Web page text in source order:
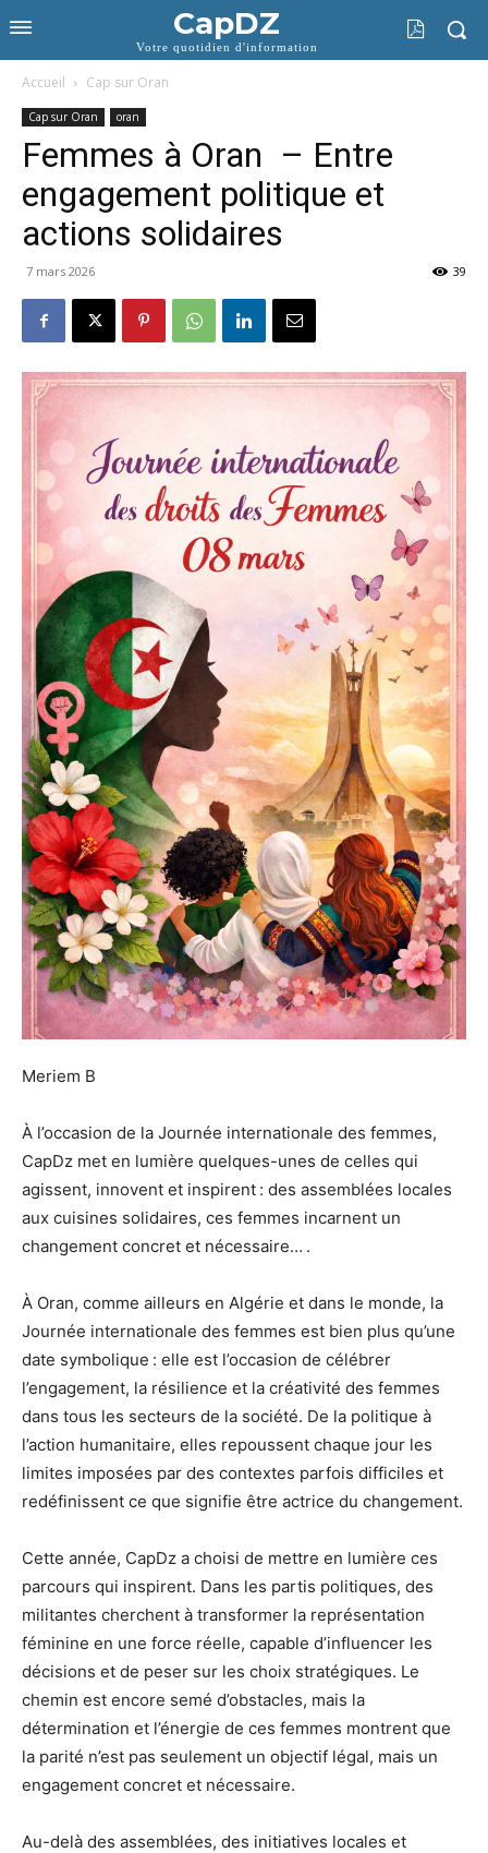
CapDZ
Votre quotidien d'information
Accueil Cap sur Oran
Cap sur Oran oran
Femmes à Oran – Entre
engagement politique et
actions solidaires
7 mars 2026 39
Meriem B
À l’occasion de la Journée internationale des femmes,
CapDz met en lumière quelques-unes de celles qui
agissent, innovent et inspirent : des assemblées locales
aux cuisines solidaires, ces femmes incarnent un
changement concret et nécessaire… .
À Oran, comme ailleurs en Algérie et dans le monde, la
Journée internationale des femmes est bien plus qu’une
date symbolique : elle est l’occasion de célébrer
l’engagement, la résilience et la créativité des femmes
dans tous les secteurs de la société. De la politique à
l’action humanitaire, elles repoussent chaque jour les
limites imposées par des contextes parfois difficiles et
redéfinissent ce que signifie être actrice du changement.
Cette année, CapDz a choisi de mettre en lumière ces
parcours qui inspirent. Dans les partis politiques, des
militantes cherchent à transformer la représentation
féminine en une force réelle, capable d’influencer les
décisions et de peser sur les choix stratégiques. Le
chemin est encore semé d’obstacles, mais la
détermination et l’énergie de ces femmes montrent que
la parité n’est pas seulement un objectif légal, mais un
engagement concret et nécessaire.
Au-delà des assemblées, des initiatives locales et